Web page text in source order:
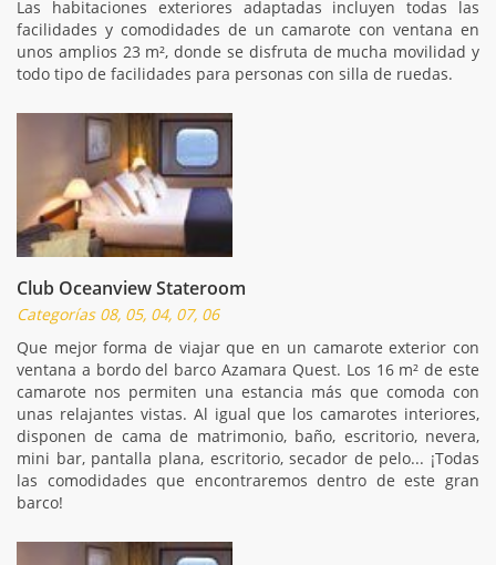
Las habitaciones exteriores adaptadas incluyen todas las
facilidades y comodidades de un camarote con ventana en
unos amplios 23 m², donde se disfruta de mucha movilidad y
todo tipo de facilidades para personas con silla de ruedas.
Club Oceanview Stateroom
Categorías 08, 05, 04, 07, 06
Que mejor forma de viajar que en un camarote exterior con
ventana a bordo del barco Azamara Quest. Los 16 m² de este
camarote nos permiten una estancia más que comoda con
unas relajantes vistas. Al igual que los camarotes interiores,
disponen de cama de matrimonio, baño, escritorio, nevera,
mini bar, pantalla plana, escritorio, secador de pelo... ¡Todas
las comodidades que encontraremos dentro de este gran
barco!